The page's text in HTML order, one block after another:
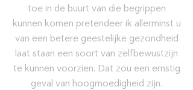
toe in de buurt van die begrippen
kunnen komen pretendeer ik allerminst u
van een betere geestelijke gezondheid
laat staan een soort van zelfbewustzijn
te kunnen voorzien. Dat zou een ernstig
geval van hoogmoedigheid zijn.